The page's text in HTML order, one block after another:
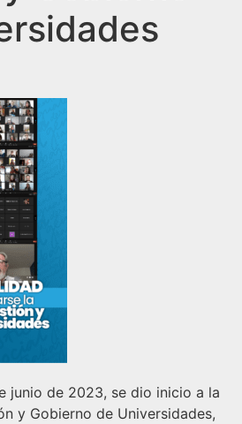
junio de 2023, se dio inicio a la
y Gobierno de Universidades,